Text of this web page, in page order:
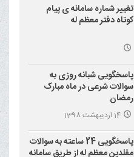
تغییر شماره سامانه ی پیام
کوتاه دفتر معظم له
پاسخگویی شبانه روزی به
سوالات شرعی در ماه مبارک
رمضان
14 اردیبهشت 1398
پاسخگویی 24 ساعته به سوالات
مقلدین معظم له از طریق سامانه